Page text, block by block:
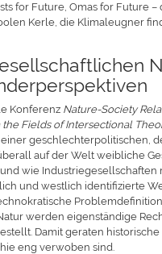
for Future, Omas for Future
Kerle, die Klimaleugner
Konferenz Nature-Society
Fields of Intersectional
geschlechterpolitischen,
auf der Welt weibliche
wie
und westlich identifizierte
werden eigenständige
Damit geraten
eng verwoben sind.